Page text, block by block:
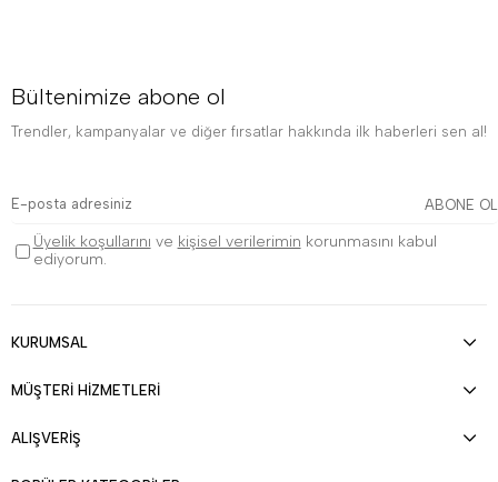
Bültenimize abone ol
Trendler, kampanyalar ve diğer fırsatlar hakkında ilk haberleri sen al!
ABONE OL
Üyelik koşullarını ve kişisel verilerimin korunmasını kabul
ediyorum.
KURUMSAL
MÜŞTERİ HİZMETLERİ
ALIŞVERİŞ